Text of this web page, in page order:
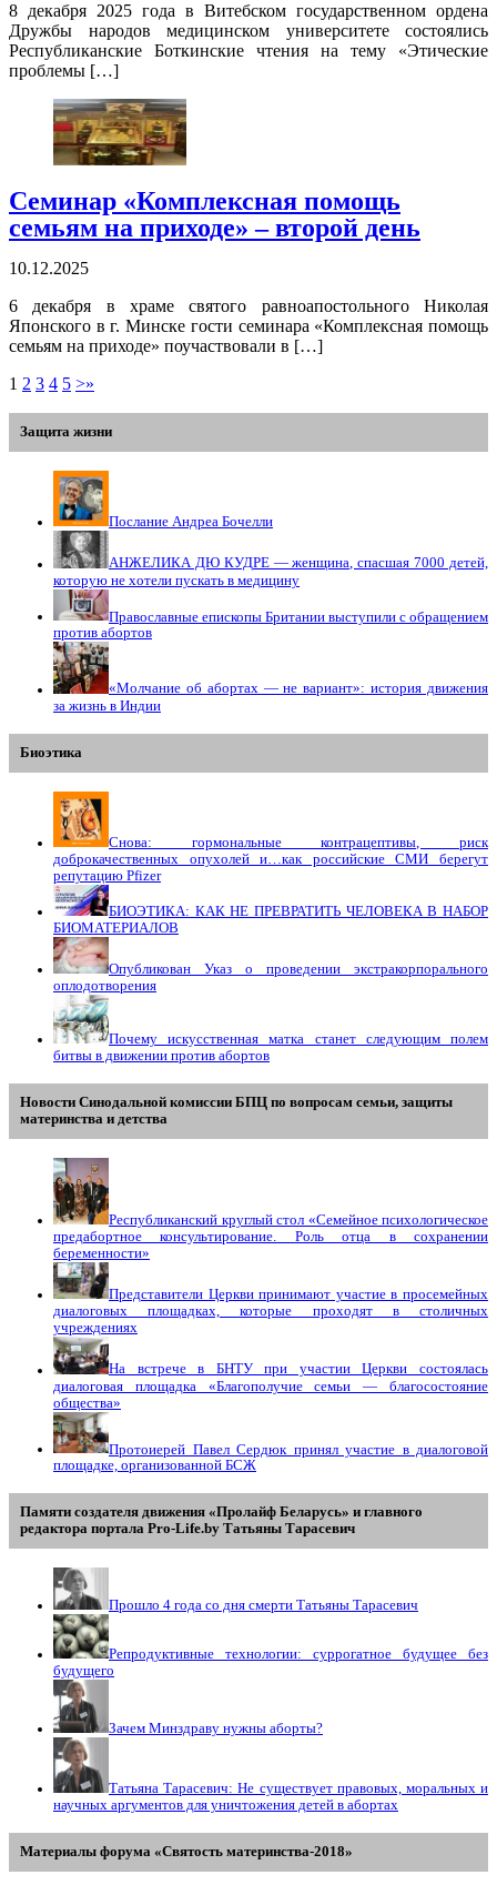
8 декабря 2025 года в Витебском государственном ордена
Дружбы народов медицинском университете состоялись
Республиканские Боткинские чтения на тему «Этические
проблемы […]
Семинар «Комплексная помощь
семьям на приходе» – второй день
10.12.2025
6 декабря в храме святого равноапостольного Николая
Японского в г. Минске гости семинара «Комплексная помощь
семьям на приходе» поучаствовали в […]
1 2 3 4 5 >»
Защита жизни
Послание Андреа Бочелли
АНЖЕЛИКА ДЮ КУДРЕ — женщина, спасшая 7000 детей,
которую не хотели пускать в медицину
Православные епископы Британии выступили с обращением
против абортов
«Молчание об абортах — не вариант»: история движения
за жизнь в Индии
Биоэтика
Снова: гормональные контрацептивы, риск
доброкачественных опухолей и…как российские СМИ берегут
репутацию Pfizer
БИОЭТИКА: КАК НЕ ПРЕВРАТИТЬ ЧЕЛОВЕКА В НАБОР
БИОМАТЕРИАЛОВ
Опубликован Указ о проведении экстракорпорального
оплодотворения
Почему искусственная матка станет следующим полем
битвы в движении против абортов
Новости Синодальной комиссии БПЦ по вопросам семьи, защиты
материнства и детства
Республиканский круглый стол «Семейное психологическое
предабортное консультирование. Роль отца в сохранении
беременности»
Представители Церкви принимают участие в просемейных
диалоговых площадках, которые проходят в столичных
учреждениях
На встрече в БНТУ при участии Церкви состоялась
диалоговая площадка «Благополучие семьи — благосостояние
общества»
Протоиерей Павел Сердюк принял участие в диалоговой
площадке, организованной БСЖ
Памяти создателя движения «Пролайф Беларусь» и главного
редактора портала Pro-Life.by Tатьяны Tарасевич
Прошло 4 года со дня смерти Татьяны Тарасевич
Репродуктивные технологии: суррогатное будущее без
будущего
Зачем Минздраву нужны аборты?
Татьяна Тарасевич: Не существует правовых, моральных и
научных аргументов для уничтожения детей в абортах
Материалы форума «Святость материнства-2018»